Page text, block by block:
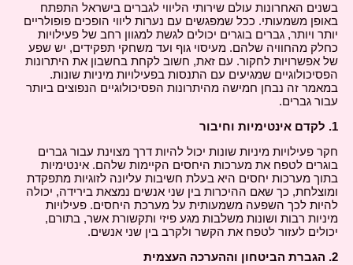
בשנים האחרונות עולם שירותי הליווי לגברים בישראל התפתח
באופן משמעותי. ככל שמפגשים עם נערות ליווי הופכים פופולריים
יותר ויותר, גברים בוגרים יכולים לגשת למגוון רחב של פעילויות
כחלק מהחוויה שלהם. מעיסוי גוף ועד משחקי תפקידים, יש שפע
של אפשרויות לחקור. עם זאת, חשוב לקחת בחשבון את היתרונות
הפסיכולוגיים שמגיעים עם התנסות בפעילויות מיניות שונות.
במאמר זה נבחן חמישה מהיתרונות הפסיכולוגיים הנפוצים ביותר
עבור גברים.
1. לקדם אינטימיות וחיבור
חקר פעילויות מיניות שונות יכול להיות דרך מצוינת עבור גברים
בוגרים לטפח את מערכות היחסים הקיימות שלהם. אינטימיות
בתוך מערכות יחסים היא בעלת חשיבות עליונה לזוגיות מתפקדת
ומוצלחת, כך שאם ההיכרות בין שני אנשים נמצאת בירידה, יכולה
להיות לכך השפעה משמעותית על מערכת היחסים. פעילויות
מיניות רבות ושונות משלבות מגע פיזי ותקשורת אשר, בתורם,
יכולים לעזור לטפח את הקשר ולקרב בין שני אנשים.
2. הגברת הביטחון וההערכה העצמית